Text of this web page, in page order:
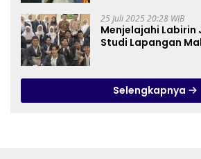
25 Juli 2025 20:28 WIB
Menjelajahi Labirin
Studi Lapangan
Selengkapnya